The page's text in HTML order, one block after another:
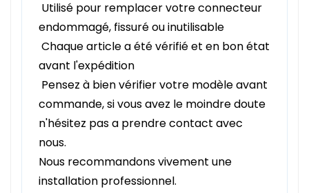
Utilisé pour remplacer votre connecteur
endommagé, fissuré ou inutilisable
Chaque article a été vérifié et en bon état
avant l'expédition
Pensez à bien vérifier votre modèle avant
commande, si vous avez le moindre doute
n'hésitez pas a prendre contact avec
nous.
Nous recommandons vivement une
installation professionnel.